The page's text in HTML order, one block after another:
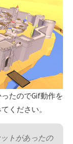
たのでGif動作を
ください。
トがあったの